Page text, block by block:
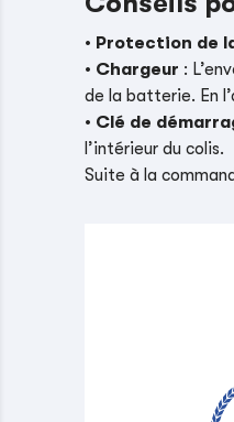
• Protection de
• Chargeur :
de la batterie. En
• Clé de
l’intérieur du colis.
Suite à la